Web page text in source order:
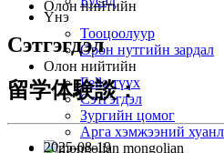
Үнэ
Тооцоолуур
Орон нутгийн зардал
Олон нийтийн
Fella түүх
Сэтгэгдэл
Зургийн цомог
Арга хэмжээний
mongolian
Олон нийтийн
Сэтгэгдэл
留学体験談：
2025-08-19